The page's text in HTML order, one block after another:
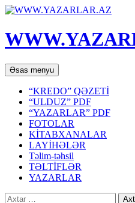
Axtar
Əsas menyu Mühtəviyyata
keç
“KREDO” QƏZETİ
“ULDUZ” PDF
“YAZARLAR” PDF
FOTOLAR
KİTABXANALAR
LAYİHƏLƏR
Təlim-təhsil
TƏLTİFLƏR
YAZARLAR
Axtarış: